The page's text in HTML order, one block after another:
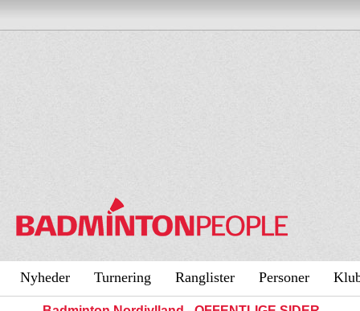
Nyheder Turnering Ranglister Personer